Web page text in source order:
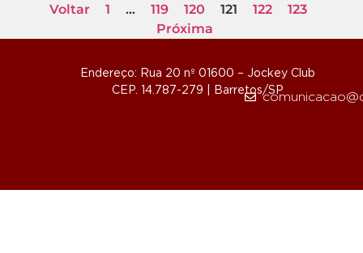
Voltar 1 … 119 120 121 122
123
Próxima
Endereço: Rua 20 nº 01600 – Jockey Club
CEP. 14.787-279 | Barretos/SP